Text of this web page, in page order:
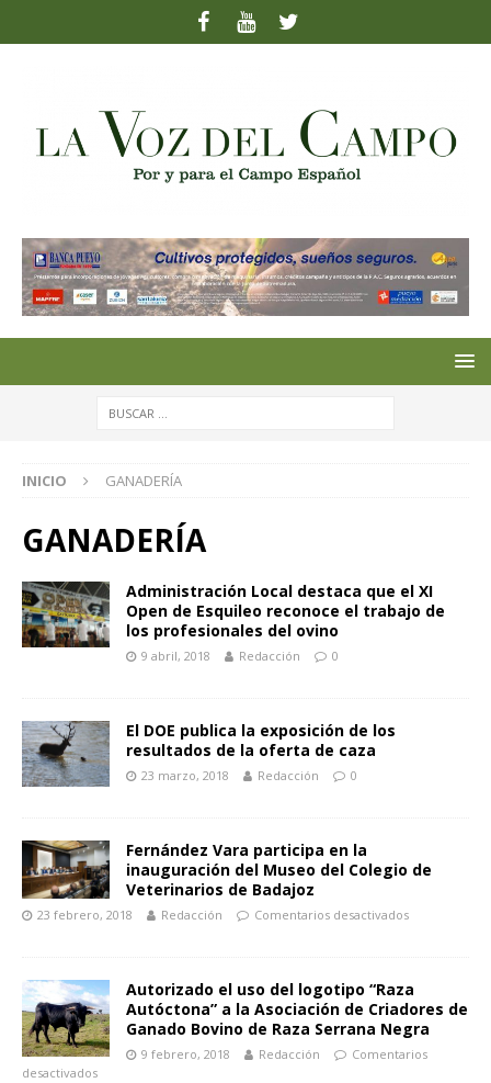
INICIO GANADERÍA
GANADERÍA
Administración Local destaca que el XI
Open de Esquileo reconoce el trabajo de
los profesionales del ovino
9 abril, 2018 Redacción 0
El DOE publica la exposición de los
resultados de la oferta de caza
23 marzo, 2018 Redacción 0
Fernández Vara participa en la
inauguración del Museo del Colegio de
Veterinarios de Badajoz
23 febrero, 2018 Redacción Comentarios desactivados
Autorizado el uso del logotipo “Raza
Autóctona” a la Asociación de Criadores de
Ganado Bovino de Raza Serrana Negra
9 febrero, 2018 Redacción
Comentarios
desactivados